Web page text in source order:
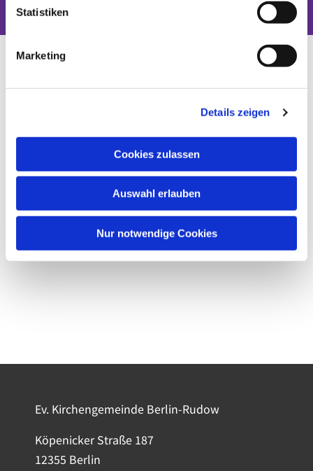
Statistiken
Marketing
Details zeigen
Cookies zulassen
Auswahl erlauben
Nur notwendige Cookies
Ev. Kirchengemeinde Berlin-Rudow
Köpenicker Straße 187
12355 Berlin